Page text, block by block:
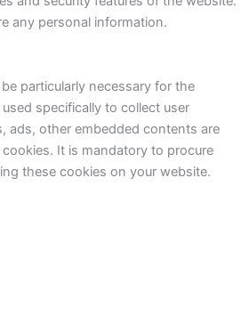
any personal information.
particularly necessary for the
specifically to collect user
ads, other embedded contents are
It is mandatory to procure
these cookies on your website.